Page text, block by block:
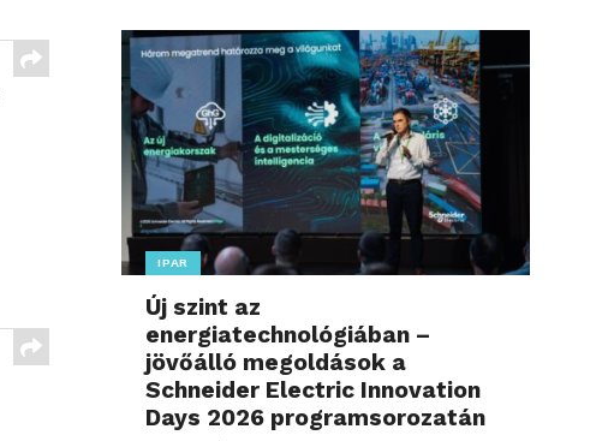
IPAR
Új szint az
energiatechnológiában –
jövőálló megoldások a
Schneider Electric Innovation
Days 2026 programsorozatán